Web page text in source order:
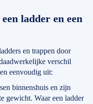
ladder en een
en trappen door
verschil
eenvoudig uit:
binnenshuis en zijn
gewicht. Waar een ladder